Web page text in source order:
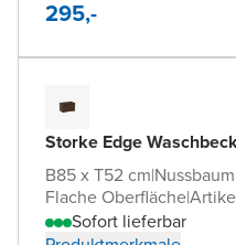
295,-
Storke Edge
B85 x T52 cm|Nussbaum
Flache Oberfläche|
Sofort lieferbar